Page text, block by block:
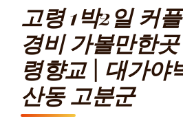
고령 1박2일 커
경비 가볼만한
령향교 | 대가야
산동 고분군